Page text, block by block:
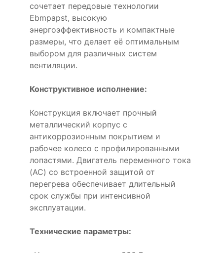
сочетает передовые технологии
Ebmpapst, высокую
энергоэффективность и компактные
размеры, что делает её оптимальным
выбором для различных систем
вентиляции.
Конструктивное исполнение:
Конструкция включает прочный
металлический корпус с
антикоррозионным покрытием и
рабочее колесо с профилированными
лопастями. Двигатель переменного тока
(AC) со встроенной защитой от
перегрева обеспечивает длительный
срок службы при интенсивной
эксплуатации.
Технические параметры: